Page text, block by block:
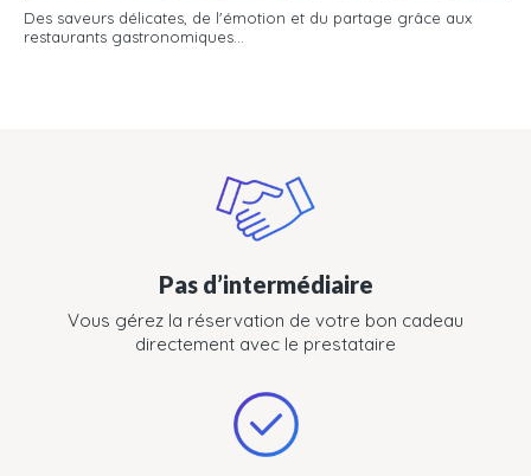
Des saveurs délicates, de l'émotion et du partage grâce aux
restaurants gastronomiques...
Pas d’intermédiaire
Vous gérez la réservation de votre bon cadeau
directement avec le prestataire